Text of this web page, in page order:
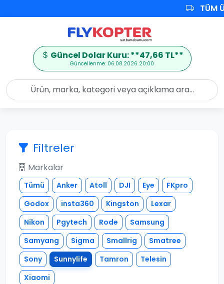
TÜM
Güncel Dolar Kuru: **47,66 TL**
Güncellenme: 06.08.2026 20:00
Filtreler
Markalar
Tümü Anker Atoll DJI Eye
FKpro
Godox
insta360 Kingston
Lexar
Nikon
Pgytech Rode
Samsung
Samyang
Sigma Smallrig
Smatree
Sony
Sunnylife Tamron
Telesin
Xiaomi